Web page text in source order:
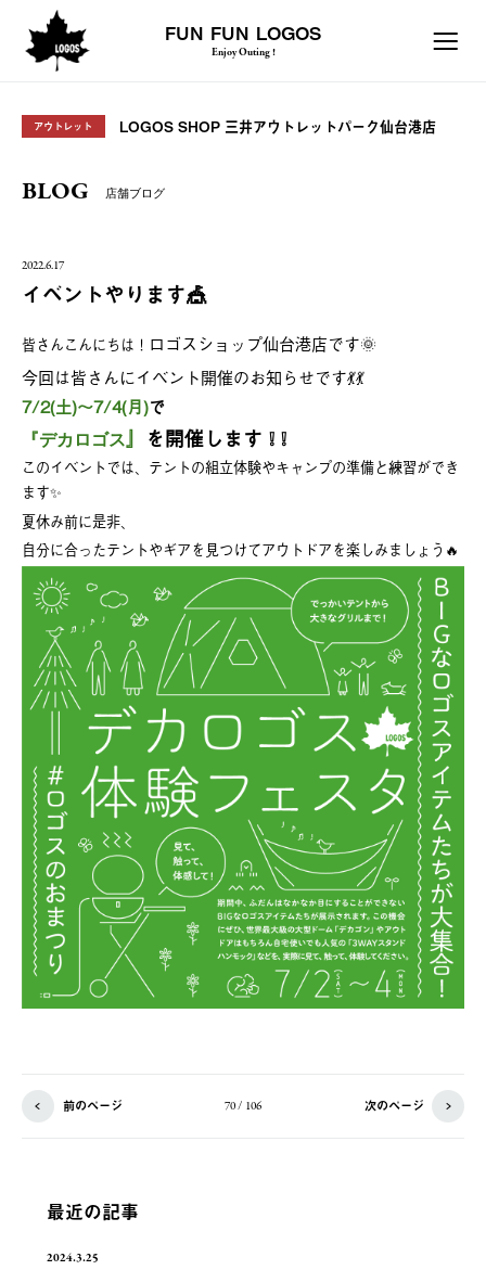
FUN FUN LOGOS
Enjoy Outing !
アウトレット LOGOS SHOP 三井アウトレットパーク仙台港店
BLOG 店舗ブログ
2022.6.17
イベントやります🎪
皆さんこんにちは！ ロゴスショップ仙台港店です🌞
今回は皆さんにイベント開催のお知らせです💃💃
7/2(土)～7/4(月)で
『デカロゴス 』 を開催します ❕ ❕
このイベントでは、テントの組立体験やキャンプの準備と練習ができ
ます✨
夏休み前に是非、
自分に合ったテントやギアを見つけてアウトドアを楽しみましょう🔥
前のページ 70 / 106 次のページ
最近の記事
2024.3.25